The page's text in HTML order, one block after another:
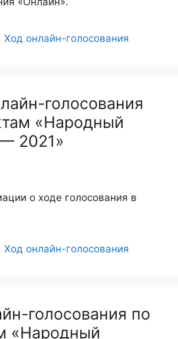
,Ход онлайн-голосования
голосования
«Народный
2021»
о ходе голосования в
Ход онлайн-голосования
голосования по
«Народный